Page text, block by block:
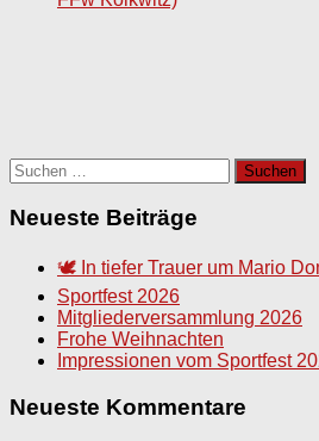
Suchen
nach:
Neueste Beiträge
🕊️ In tiefer Trauer um Mario
Sportfest 2026
Mitgliederversammlung 2026
Frohe Weihnachten
Impressionen vom Sportfest
Neueste Kommentare